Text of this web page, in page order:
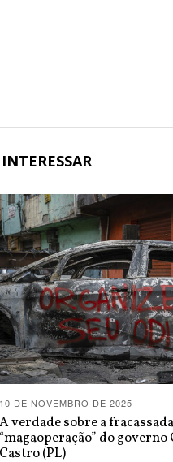
10 DE NOVEMBRO DE 2025
A verdade sobre a fracassada
“magaoperação” do governo
Castro (PL)